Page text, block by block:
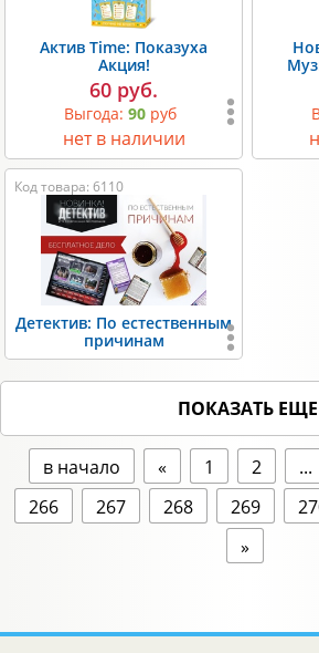
Актив Time: Показуха
Акция!
60 руб.
Выгода:90 руб
нет в наличии
Код товара: 6110
Детектив: По естественным
причинам
ПОКАЗАТЬ ЕЩЕ
в начало « 1 2 ...
266
267 268 269
»